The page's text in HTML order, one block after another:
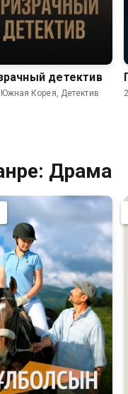
детектив
Корея, Детектив
Драма